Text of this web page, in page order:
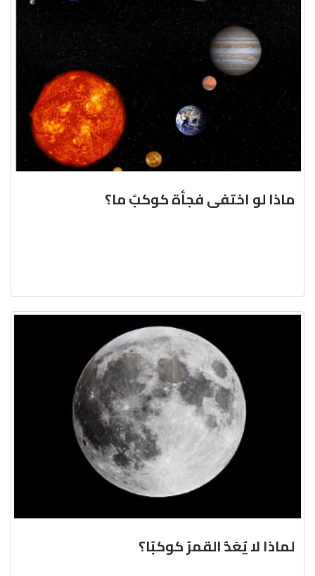
ماذا لو اختفى فجأة كوكبٌ ما؟
لماذا لا يُعَدُّ القمرُ كوكبًا؟